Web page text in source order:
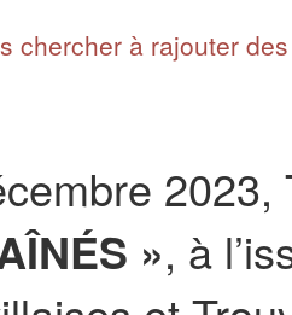
chercher à rajouter
», à